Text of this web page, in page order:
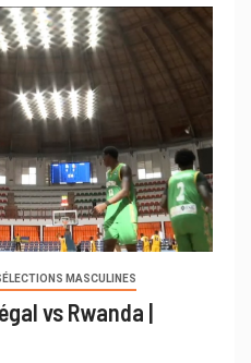
MASCULINES
vs Rwanda |